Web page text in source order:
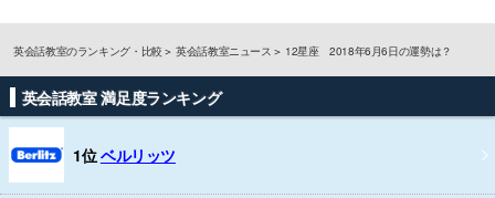
英会話教室のランキング・比較 英会話教室ニュース 12星座 2018年6月6日の運勢は？
英会話教室 満足度ランキング
1位ベルリッツ